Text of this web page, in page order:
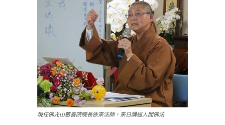
現任佛光山慈善院院長依來法師，來日講述人間佛法